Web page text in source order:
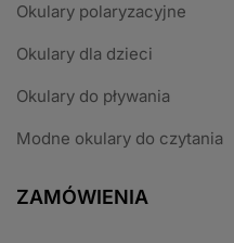
Okulary polaryzacyjne
Okulary dla dzieci
Okulary do pływania
Modne okulary do czytania
ZAMÓWIENIA